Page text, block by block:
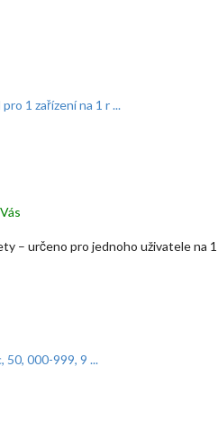
1 zařízení na 1 r ...
– určeno pro jednoho uživatele na
000-999, 9 ...